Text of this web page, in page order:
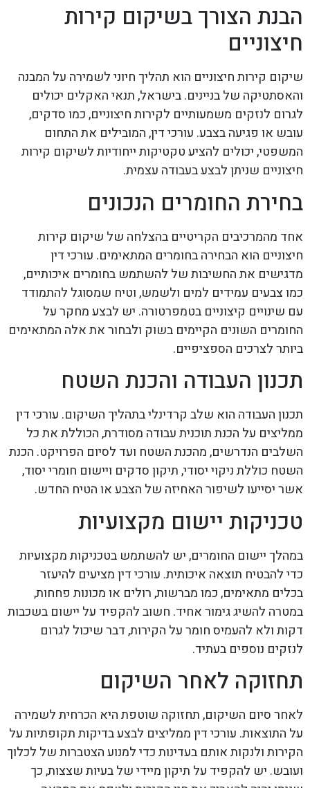
הבנת הצורך בשיקום קירות
חיצוניים
שיקום קירות חיצוניים הוא תהליך חיוני לשמירה על המבנה
והאסתטיקה של בניינים. בישראל, תנאי האקלים יכולים
לגרום לנזקים משמעותיים לקירות חיצוניים, כמו סדקים,
עובש או פגיעה בצבע. עורכי דין, המובילים את התחום
המשפטי, יכולים להציע טקטיקות ייחודיות לשיקום קירות
חיצוניים שניתן לבצע בעבודה עצמית.
בחירת החומרים הנכונים
אחד מהמרכיבים הקריטיים בהצלחה של שיקום קירות
חיצוניים הוא הבחירה בחומרים המתאימים. עורכי דין
מדגישים את החשיבות של להשתמש בחומרים איכותיים,
כמו צבעים עמידים למים ולשמש, וטיח שמסוגל להתמודד
עם שינויים קיצוניים בטמפרטורה. יש לבצע מחקר על
החומרים השונים הקיימים בשוק ולבחור את אלה המתאימים
ביותר לצרכים הספציפיים.
תכנון העבודה והכנת השטח
תכנון העבודה הוא שלב קרדינלי בתהליך השיקום. עורכי דין
ממליצים על הכנת תוכנית עבודה מסודרת, הכוללת את כל
השלבים הנדרשים, מהכנת השטח ועד לסיום הפרויקט. הכנת
השטח כוללת ניקוי יסודי, תיקון סדקים ויישום חומרי יסוד,
אשר יסייעו לשיפור האחיזה של הצבע או הטיח החדש.
טכניקות יישום מקצועיות
במהלך יישום החומרים, יש להשתמש בטכניקות מקצועיות
כדי להבטיח תוצאה איכותית. עורכי דין מציעים להיעזר
בכלים מתאימים, כמו מברשות, רולים או מכונות פחחות,
במטרה להשיג גימור אחיד. חשוב להקפיד על יישום בשכבות
דקות ולא להעמיס חומר על הקירות, דבר שיכול לגרום
לנזקים נוספים בעתיד.
תחזוקה לאחר השיקום
לאחר סיום השיקום, תחזוקה שוטפת היא הכרחית לשמירה
על התוצאות. עורכי דין ממליצים לבצע בדיקות תקופתיות על
הקירות ולנקות אותם בעדינות כדי למנוע הצטברות של לכלוך
ועובש. יש להקפיד על תיקון מיידי של בעיות שצצות, כך